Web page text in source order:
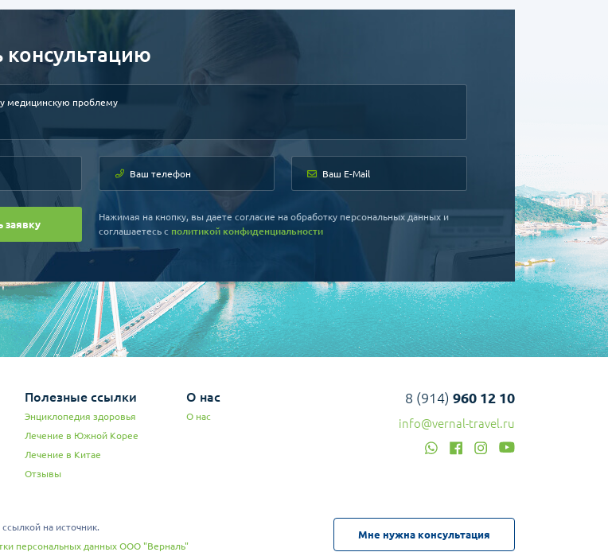
консультацию
заявку
Нажимая на кнопку, вы даете согласие на обработку персональных данных и
соглашаетесь c политикой конфиденциальности
Полезные ссылки
Энциклопедия здоровья
Лечение в Южной Корее
Лечение в Китае
Отзывы
О нас
О нас
8 (914) 960 12 10
info@vernal-travel.ru
на источник.
персональных данных ООО "Верналь"
Мне нужна консультация